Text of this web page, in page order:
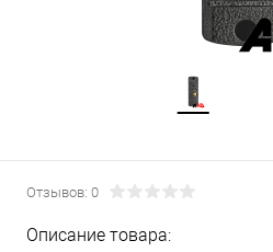
Отзывов: 0
Описание товара: